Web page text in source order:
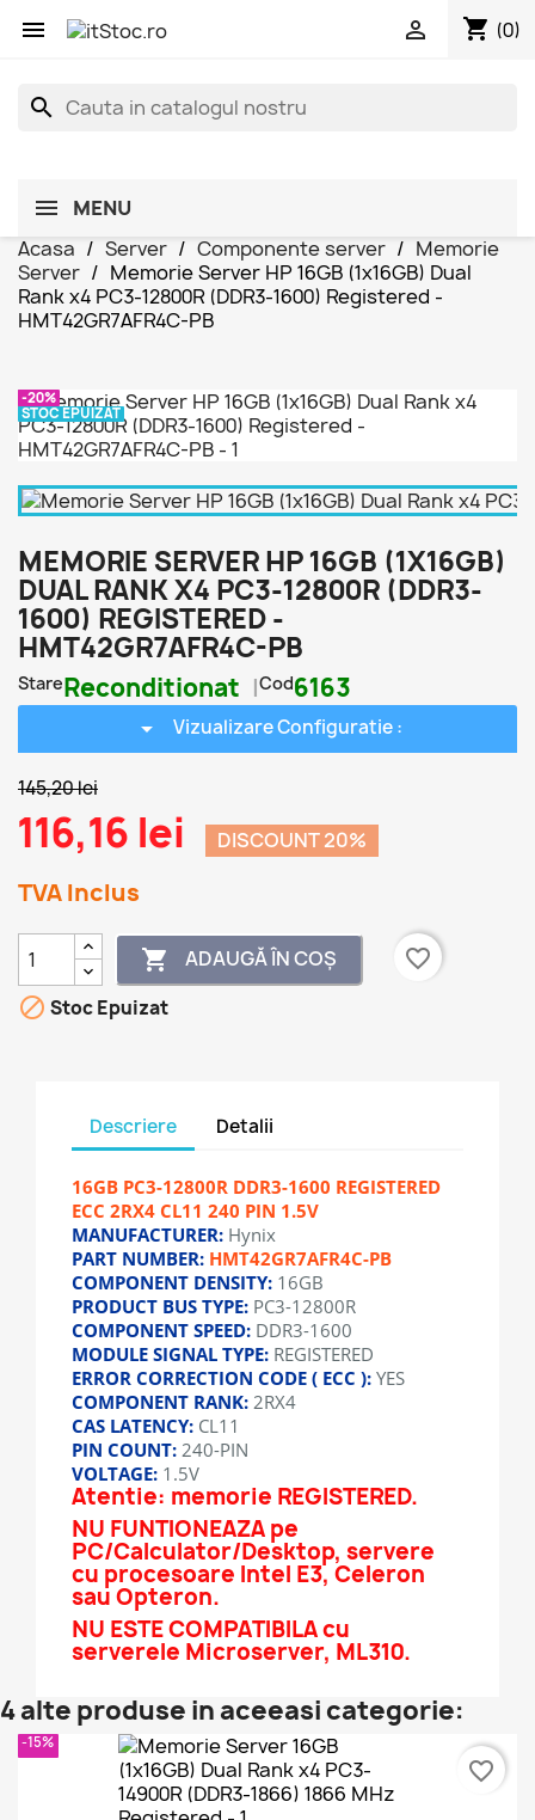
 shopping_cart (0)

search
MENU
Acasa
Server Componente server
Memorie
Server
Memorie Server HP 16GB (1x16GB) Dual
Rank x4 PC3-12800R (DDR3-1600) Registered -
HMT42GR7AFR4C-PB
-20%
STOC EPUIZAT
MEMORIE SERVER HP 16GB (1X16GB)
DUAL RANK X4 PC3-12800R (DDR3-
1600) REGISTERED -
HMT42GR7AFR4C-PB
StareReconditionat Cod6163
arrow_drop_down Vizualizare Configuratie :
145,20 lei
116,16 lei DISCOUNT 20%
TVA Inclus
 ADAUGĂ ÎN COȘ
favorite_border
 Stoc Epuizat
Descriere Detalii
16GB PC3-12800R DDR3-1600 REGISTERED
ECC 2RX4 CL11 240 PIN 1.5V
MANUFACTURER: Hynix
PART NUMBER: HMT42GR7AFR4C-PB
COMPONENT DENSITY: 16GB
PRODUCT BUS TYPE: PC3-12800R
COMPONENT SPEED: DDR3-1600
MODULE SIGNAL TYPE: REGISTERED
ERROR CORRECTION CODE ( ECC ): YES
COMPONENT RANK: 2RX4
CAS LATENCY: CL11
PIN COUNT: 240-PIN
VOLTAGE: 1.5V
Atentie: memorie REGISTERED.
NU FUNTIONEAZA pe
PC/Calculator/Desktop, servere
cu procesoare Intel E3, Celeron
sau Opteron.
NU ESTE COMPATIBILA cu
serverele Microserver, ML310.
4 alte produse in aceeasi categorie:
-15%
favorite_border